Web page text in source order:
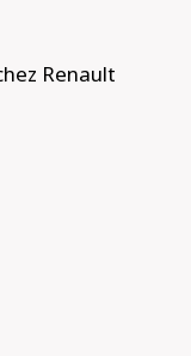
Renault